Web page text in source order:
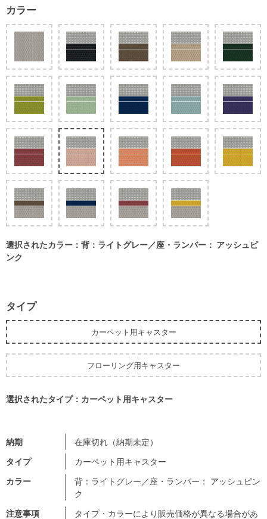
注意事項
タイプ・カラーにより販売価格が異なる場合があ
納期
在庫切れ（納期未定）
タイプ
カーペット用キャスター
カラー
背：ライトグレー／座・ランバー： アッシュピン
ク
カラー
選択されたカラー：背：ライトグレー／座・ランバー： アッシュピ
ンク
タイプ
カーペット用キャスター
フローリング用キャスター
選択されたタイプ：カーペット用キャスター